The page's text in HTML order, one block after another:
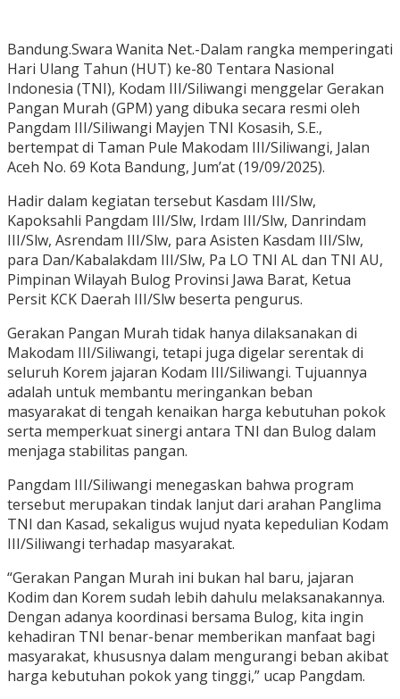
Bandung.Swara Wanita Net.-Dalam rangka memperingati
Hari Ulang Tahun (HUT) ke-80 Tentara Nasional
Indonesia (TNI), Kodam III/Siliwangi menggelar Gerakan
Pangan Murah (GPM) yang dibuka secara resmi oleh
Pangdam III/Siliwangi Mayjen TNI Kosasih, S.E.,
bertempat di Taman Pule Makodam III/Siliwangi, Jalan
Aceh No. 69 Kota Bandung, Jum’at (19/09/2025).
Hadir dalam kegiatan tersebut Kasdam III/Slw,
Kapoksahli Pangdam III/Slw, Irdam III/Slw, Danrindam
III/Slw, Asrendam III/Slw, para Asisten Kasdam III/Slw,
para Dan/Kabalakdam III/Slw, Pa LO TNI AL dan TNI AU,
Pimpinan Wilayah Bulog Provinsi Jawa Barat, Ketua
Persit KCK Daerah III/Slw beserta pengurus.
Gerakan Pangan Murah tidak hanya dilaksanakan di
Makodam III/Siliwangi, tetapi juga digelar serentak di
seluruh Korem jajaran Kodam III/Siliwangi. Tujuannya
adalah untuk membantu meringankan beban
masyarakat di tengah kenaikan harga kebutuhan pokok
serta memperkuat sinergi antara TNI dan Bulog dalam
menjaga stabilitas pangan.
Pangdam III/Siliwangi menegaskan bahwa program
tersebut merupakan tindak lanjut dari arahan Panglima
TNI dan Kasad, sekaligus wujud nyata kepedulian Kodam
III/Siliwangi terhadap masyarakat.
“Gerakan Pangan Murah ini bukan hal baru, jajaran
Kodim dan Korem sudah lebih dahulu melaksanakannya.
Dengan adanya koordinasi bersama Bulog, kita ingin
kehadiran TNI benar-benar memberikan manfaat bagi
masyarakat, khususnya dalam mengurangi beban akibat
harga kebutuhan pokok yang tinggi,” ucap Pangdam.